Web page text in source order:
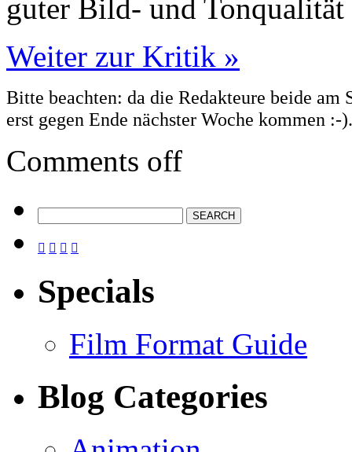
guter Bild- und Tonqualität
Weiter zur Kritik »
Bitte beachten: da die Redakteure beide am
erst gegen Ende nächster Woche kommen :-).
Comments off
   
Specials
Film Format Guide
Blog Categories